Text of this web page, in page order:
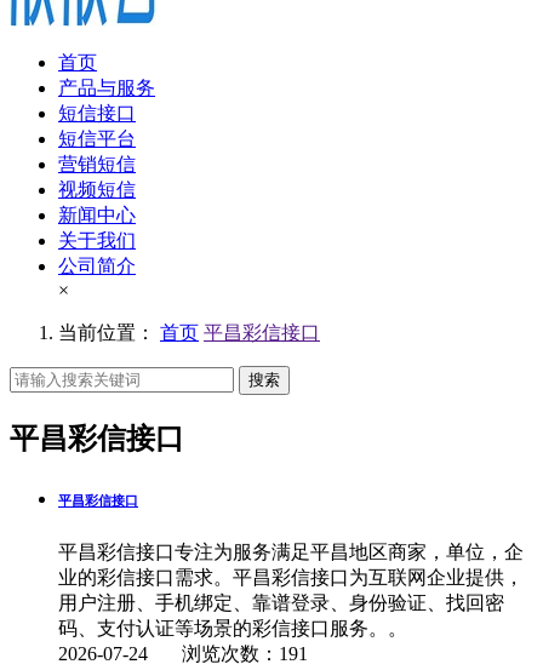
首页
产品与服务
短信接口
短信平台
营销短信
视频短信
新闻中心
关于我们
公司简介
×
当前位置： 首页 平昌彩信接口
搜索
平昌彩信接口
平昌彩信接口
平昌彩信接口专注为服务满足平昌地区商家，单位，企
业的彩信接口需求。平昌彩信接口为互联网企业提供，
用户注册、手机绑定、靠谱登录、身份验证、找回密
码、支付认证等场景的彩信接口服务。。
2026-07-24 浏览次数：191